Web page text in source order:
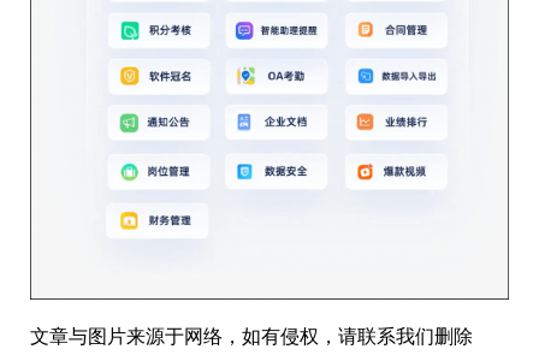
文章与图片来源于网络，如有侵权，请联系我们删除